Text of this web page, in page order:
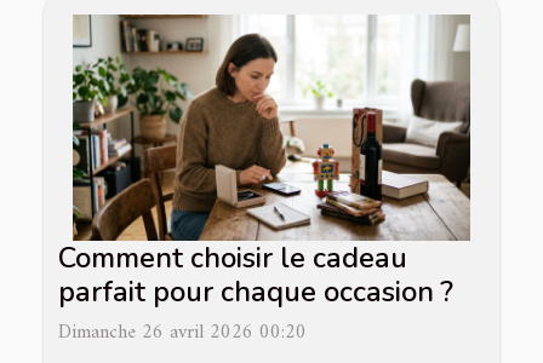
Comment choisir le cadeau
parfait pour chaque occasion ?
Dimanche 26 avril 2026 00:20